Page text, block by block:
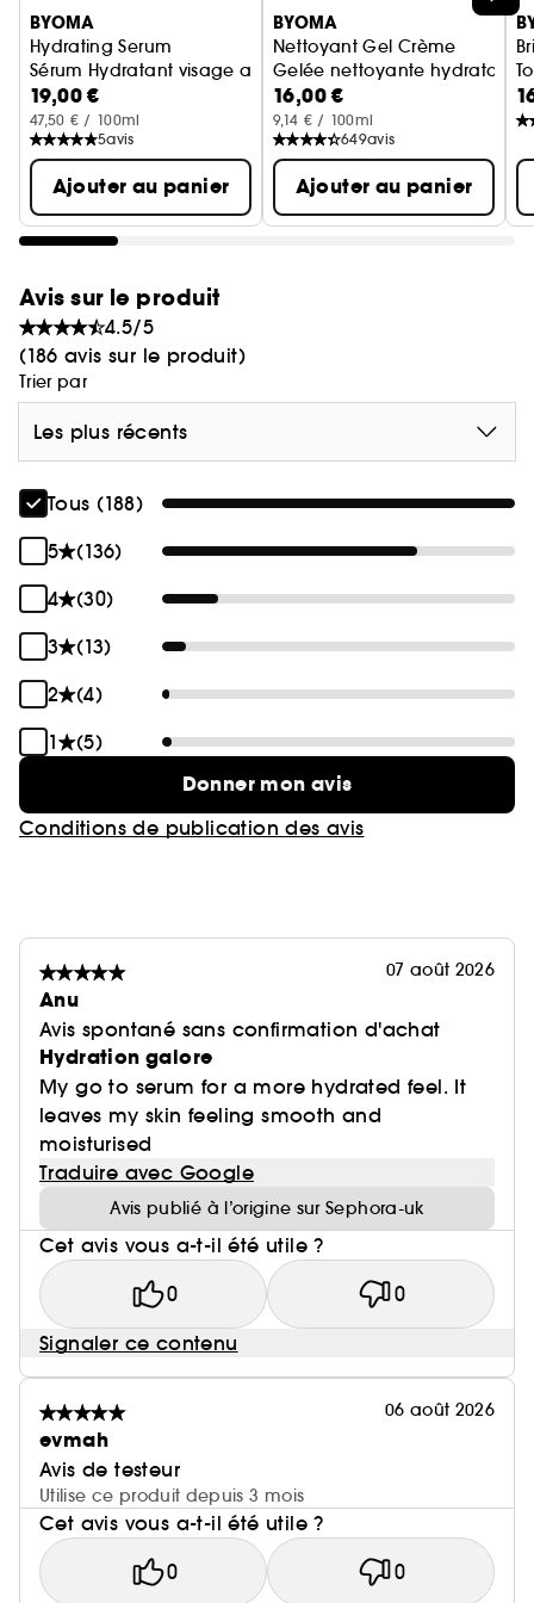
BYOMA
Hydrating Serum
Sérum Hydratant visage apaisant
19,00 €
47,50 € / 100ml
5avis
Ajouter au panier
BYOMA
Nettoyant Gel Crème
Gelée nettoyante hydratante
16,00 €
9,14 € / 100ml
649avis
Ajouter au panier
Avis sur le produit
4.5/5
(186 avis sur le produit)
Trier par
Les plus récents
Tous (188)
5
(136)
4
(30)
3
(13)
2
(4)
1
(5)
Donner mon avis
Conditions de publication des avis
07 août 2026
Anu
Avis spontané sans confirmation d'achat
Hydration galore
My go to serum for a more hydrated feel. It
leaves my skin feeling smooth and
moisturised
Traduire avec Google
Avis publié à l’origine sur Sephora-uk
Cet avis vous a-t-il été utile ?
0 0
Signaler ce contenu
06 août 2026
evmah
Avis de testeur
Utilise ce produit depuis 3 mois
Cet avis vous a-t-il été utile ?
0 0